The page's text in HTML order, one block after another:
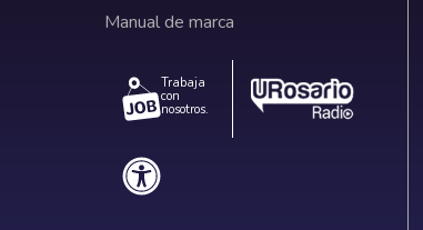
Manual de marca
Trabaja
con
nosotros.